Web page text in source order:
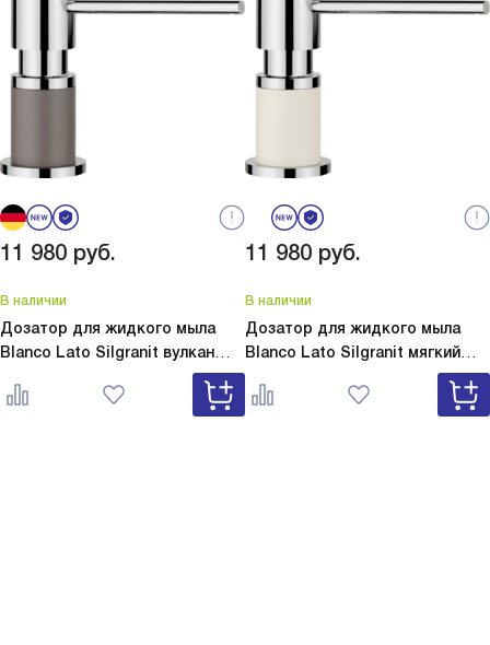
11 980 руб.
В наличии
Дозатор для жидкого мыла
Blanco Lato Silgranit вулкан
Lato Silgranit вулкан
серый 526954
11 980 руб.
В наличии
Дозатор для жидкого мыла
Blanco Lato Silgranit мягкий
Lato Silgranit мягкий
белый 526955